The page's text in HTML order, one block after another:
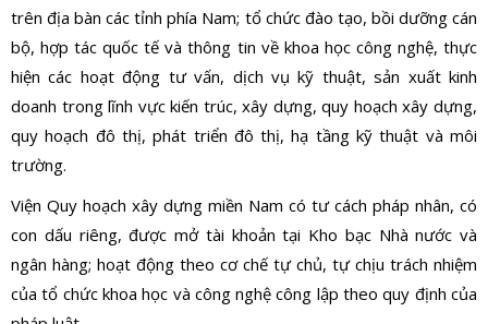
trên địa bàn các tỉnh phía Nam; tổ chức đào tạo, bồi dưỡng cán
bộ, hợp tác quốc tế và thông tin về khoa học công nghệ, thực
hiện các hoạt động tư vấn, dịch vụ kỹ thuật, sản xuất kinh
doanh trong lĩnh vực kiến trúc, xây dựng, quy hoạch xây dựng,
quy hoạch đô thị, phát triển đô thị, hạ tầng kỹ thuật và môi
trường.
Viện Quy hoạch xây dựng miền Nam có tư cách pháp nhân, có
con dấu riêng, được mở tài khoản tại Kho bạc Nhà nước và
ngân hàng; hoạt động theo cơ chế tự chủ, tự chịu trách nhiệm
của tổ chức khoa học và công nghệ công lập theo quy định của